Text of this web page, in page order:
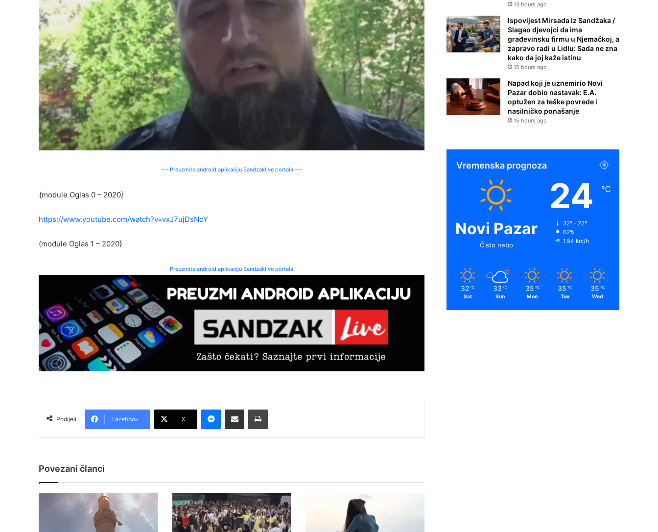
--- Preuzmite android aplikaciju Sandzaklive portala ---
{module Oglas 0 – 2020}
https://www.youtube.com/watch?v=vxJ7ujDsNoY
{module Oglas 1 – 2020}
Preuzmite android aplikaciju Sandzaklive portala
Podijeli Facebook X
Messenger
Pošalji preko E-Maila Printaj
Povezani članci
13 hours ago
Ispovijest Mirsada iz Sandžaka /
Slagao djevojci da ima
građevinsku firmu u Njemačkoj, a
zapravo radi u Lidlu: Sada ne zna
kako da joj kaže istinu
15 hours ago
Napad koji je uznemirio Novi
Pazar dobio nastavak: E.A.
optužen za teške povrede i
nasilničko ponašanje
15 hours ago
Vremenska prognoza
Novi Pazar
Čisto nebo
24 ℃
32º - 22º
62%
1.54 km/h
32 ℃
Sat
33 ℃
Sun
35 ℃
Mon
35 ℃
Tue
35 ℃
Wed